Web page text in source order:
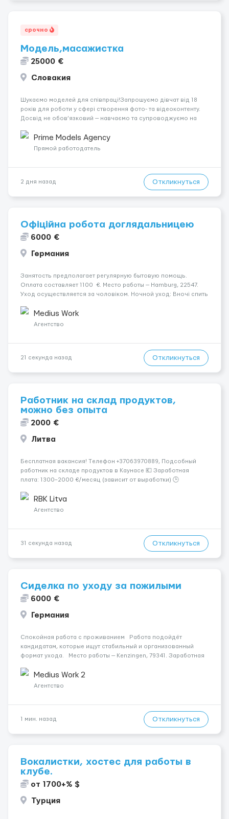
срочно
Модель,масажистка
25000 €
Словакия
Шукаємо моделей для співпраці!Запрошуємо дівчат від 18
років для роботи у сфері створення фото- та відеоконтенту.
Досвід не обов’язковий — навчаємо та супроводжуємо на
конфіденційність і професійну підтримку. Працюємо офіційно,
поважаємо особ...
Prime Models Agency
Прямой работодатель
2 дня назад Откликнуться
Офіційна робота доглядальницею
6000 €
Германия
Занятость предполагает регулярную бытовую помощь.
Оплата составляет 1100 €. Место работы — Hamburg, 22547.
Уход осуществляется за чоловіком. Ночной уход: Вночі спить
ходунками (ролатор, палиця). Условия и т...
Medius Work
Агентство
21 секунда назад Откликнуться
Работник на склад продуктов,
можно без опыта
2000 €
Литва
Бесплатная вакансия! Tелефон +37063970889, Подсобный
работник на складе продуктов в Каунасе 💶 Заработная
плата: 1300–2000 €/месяц (зависит от выработки) 🕒
рабочих дней в неделю (пн–сб, плавающий график) 📦
Обязанности...
RBK Litva
Агентство
31 секунда назад Откликнуться
Сиделка по уходу за пожилыми
6000 €
Германия
Спокойная работа с проживанием Работа подойдёт
кандидатам, которые ищут стабильный и организованный
формат ухода. Место работы — Kenzingen, 79341. Заработная
Мобильность пациента: Мобільний на...
Medius Work 2
Агентство
1 мин. назад Откликнуться
Вокалистки, хостес для работы в
клубе.
от 1700+% $
Турция